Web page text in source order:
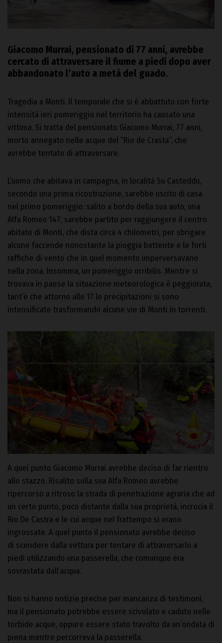
Giacomo Murrai, pensionato di 77 anni, avrebbe
cercato di attraversare il fiume a piedi dopo aver
abbandonato l’auto a metà del guado.
Tragedia a Monti. Il temporale che si è abbattuto con forte
intensità ieri pomeriggio nel territorio ha causato una
vittima. Si tratta del pensionato Giacomo Murrai, 77 anni,
morto annegato nelle acque del “Rio de Crasta”, che
avrebbe tentato di attraversare.
L’uomo che abitava in campagna, in località Su Casteddu,
secondo una prima ricostruzione, sarebbe uscito di casa
nel primo pomeriggio: salito a bordo della sua auto, una
Alfa Romeo 147, sarebbe partito per raggiungere il centro
abitato di Monti, che dista circa 4 chilometri, per sbrigare
alcune faccende nonostante la pioggia battente e le forti
raffiche di vento che in quel momento imperversavano
nella zona. Insomma, un pomeriggio orribilis. Mentre si
trovava in paese la situazione meteorologica è peggiorata,
tant’è che attorno alle 17 le precipitazioni si sono
intensificate trasformando alcune vie di Monti in torrenti.
A quel punto Giacomo Murrai avrebbe deciso di far rientro
allo stazzo. Risalito sulla sua Alfa Romeo avrebbe
ripercorso a ritroso la strada di penetrazione agraria che ad
un certo punto, poco distante dalla sua proprietà, incrocia il
Rio De Castra e le cui acque nel frattempo si erano
ingrossate. A quel punto il pensionato avrebbe deciso
di scendere dalla vettura per tentare di attraversarlo a
piedi utilizzando una passerella, che comunque era
sovrastata dall’acqua.
Non si hanno notizie precise per mancanza di testimoni,
ma il pensionato potrebbe essere scivolato e caduto nelle
torbide acque, oppure essere stato travolto da un’ondata di
piena mentre percorreva la passerella.